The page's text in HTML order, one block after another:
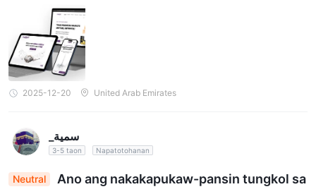
anilang imprastraktura ng serbisyo ay pambihira 👨‍💻. ang 24/6
na support team ay palaging propesyonal at may kaalaman, na
nagbibigay ng mga tunay na solusyon agad-agad.
2025-12-20 United Arab Emirates
_سمية
3-5 taon Napatotohanan
Neutral Ano ang nakakapukaw-pansin tungkol sa